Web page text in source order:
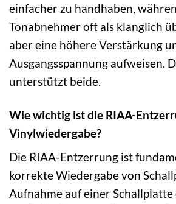
einfacher zu handhaben,
Tonabnehmer oft als klanglich
aber eine höhere Verstärkung
Ausgangsspannung aufweisen.
unterstützt beide.
Wie wichtig ist die RIAA-
Vinylwiedergabe?
Die RIAA-Entzerrung ist
korrekte Wiedergabe von
Aufnahme auf einer